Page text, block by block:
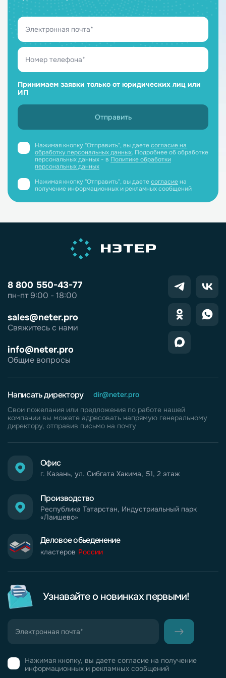
Принимаем заявки только от юридических лиц или
ИП
Нажимая кнопку "Отправить", вы даетесогласие на
обработку персональных данных. Подробнее об обработке
персональных данных - в Политике обработки
персональных данных
Нажимая кнопку "Отправить", вы даетесогласиена
получение информационных и рекламных сообщений
8 800 550-43-77
пн-пт 9:00 - 18:00
sales@neter.pro
Свяжитесь с нами
info@neter.pro
Общие вопросы
Деловое обьеденение
кластеров России
Производство
Республика Татарстан, Индустриальный парк
«Лаишево»
Офис
г. Казань, ул. Сибгата Хакима, 51, 2 этаж
Написать директору
dir@neter.pro
Свои пожелания или предложения по работе нашей
компании вы можете адресовать напрямую генеральному
директору, отправив письмо на почту
Узнавайте о новинках первыми!
Нажимая кнопку, вы даете согласие на получение
информационных и рекламных сообщений